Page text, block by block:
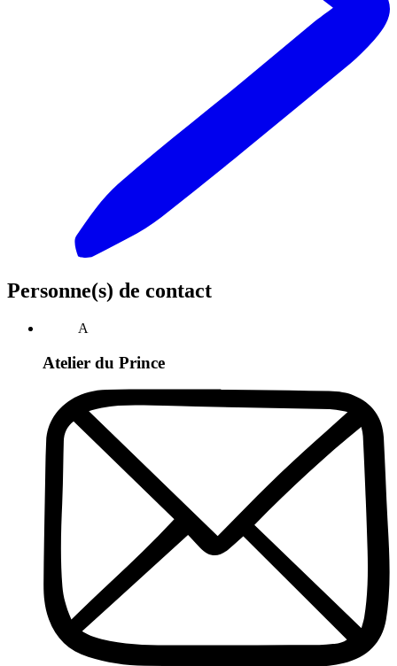
Personne(s) de contact
A
Atelier du Prince